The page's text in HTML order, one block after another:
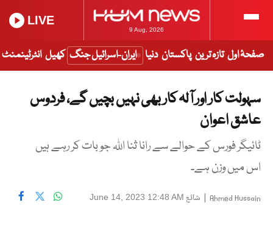
9 Aug, 2026
LIVE
صفحۂ اول تازہ ترین پاکستان دنیا ایران-اسرائیل جنگ کھیل انٹرٹینمنٹ
سہولت کار اور آلہ کار بھی نہیں بچیں گے، فردوس
عاشق اعوان
ٹائیگر فورس کے حوالے سے رانا ثنا اللہ جو بات کر رہے ہیں
اس میں وزن ہے۔
Ahmed Hussain
| شائع June 14, 2023 12:48 AM